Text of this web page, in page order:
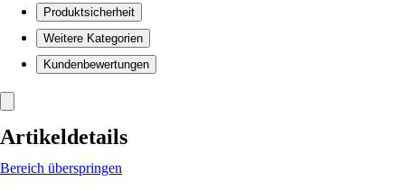
Produktsicherheit
Weitere Kategorien
Kundenbewertungen
Artikeldetails
Bereich überspringen